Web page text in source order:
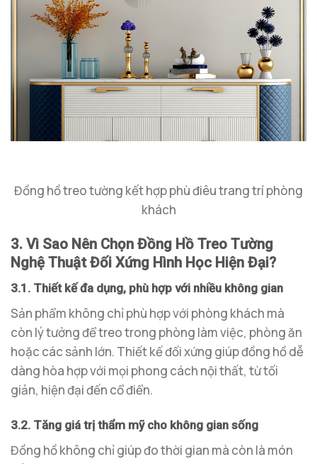
Đồng hồ treo tường kết hợp phù điêu trang trí phòng
khách
3. Vì Sao Nên Chọn Đồng Hồ Treo Tường
Nghệ Thuật Đối Xứng Hình Học Hiện Đại?
3.1. Thiết kế đa dụng, phù hợp với nhiều không gian
Sản phẩm không chỉ phù hợp với phòng khách mà
còn lý tưởng để treo trong phòng làm việc, phòng ăn
hoặc các sảnh lớn. Thiết kế đối xứng giúp đồng hồ dễ
dàng hòa hợp với mọi phong cách nội thất, từ tối
giản, hiện đại đến cổ điển.
3.2. Tăng giá trị thẩm mỹ cho không gian sống
Đồng hồ không chỉ giúp đo thời gian mà còn là món